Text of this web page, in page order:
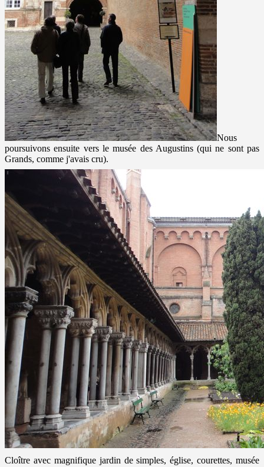
Nous
poursuivons ensuite vers le musée des Augustins (qui ne sont pas
Grands, comme j'avais cru).
Cloître avec magnifique jardin de simples, église, courettes, musée